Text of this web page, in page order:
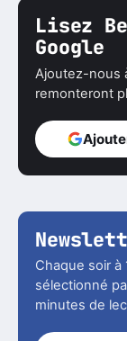
Lisez
Google
Ajoutez-nous
remonteront
Chaque soir à
sélectionné
minutes de